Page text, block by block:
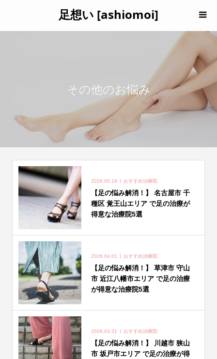
足想い [ashiomoi]
その他のお悩み
2026.05.19 おすすめ治療院
【足の悩み解消！】 名古屋市 千
種区 覚王山エリア で足の治療が
得意な治療院5選
2026.04.01 おすすめ治療院
【足の悩み解消！】 草津市 守山
市 近江八幡市エリア で足の治療
が得意な治療院5選
2026.03.31 おすすめ治療院
【足の悩み解消！】 川越市 狭山
市 坂戸市エリア で足の治療が得